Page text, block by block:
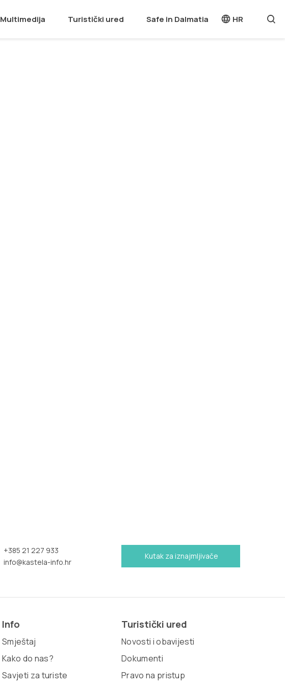
Multimedija Turistički ured Safe in Dalmatia HR
+385 21 227 933
info@kastela-info.hr
Kutak za iznajmljivače
Info
Smještaj
Kako do nas?
Savjeti za turiste
Turistički ured
Novosti i obavijesti
Dokumenti
Pravo na pristup